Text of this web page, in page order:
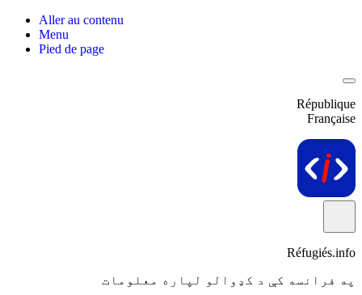
Aller au contenu
Menu
Pied de page
République
Française
Réfugiés.info
په فرانسه کې د کډوالو لپاره معلومات